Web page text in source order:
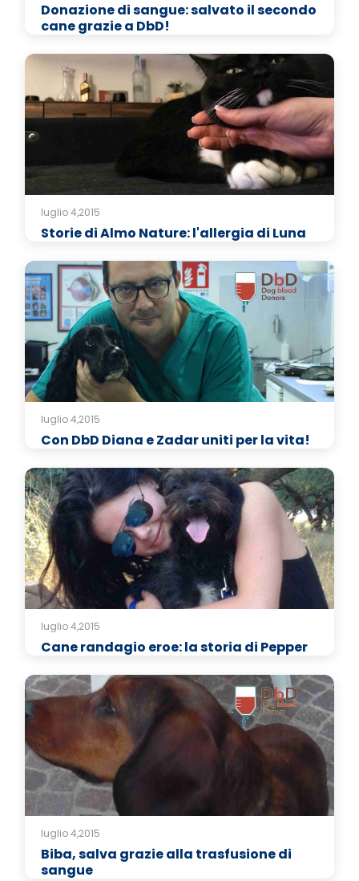
Donazione di sangue: salvato il secondo
cane grazie a DbD!
luglio 4,2015
Storie di Almo Nature: l'allergia di Luna
luglio 4,2015
Con DbD Diana e Zadar uniti per la vita!
luglio 4,2015
Cane randagio eroe: la storia di Pepper
luglio 4,2015
Biba, salva grazie alla trasfusione di
sangue